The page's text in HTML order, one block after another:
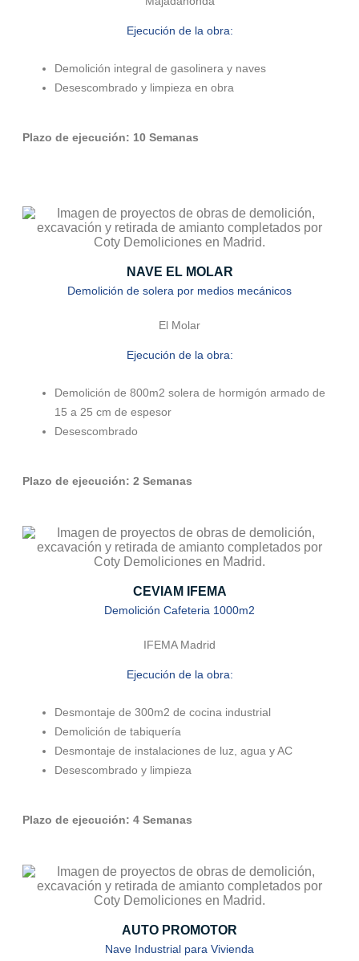
Ejecución de la obra:
Demolición integral de gasolinera y naves
Desescombrado y limpieza en obra
Plazo de ejecución: 10 Semanas
NAVE EL MOLAR
Demolición de solera por medios mecánicos
El Molar
Ejecución de la obra:
Demolición de 800m2 solera de hormigón armado de
15 a 25 cm de espesor
Desescombrado
Plazo de ejecución: 2 Semanas
CEVIAM IFEMA
Demolición Cafeteria 1000m2
IFEMA Madrid
Ejecución de la obra:
Desmontaje de 300m2 de cocina industrial
Demolición de tabiquería
Desmontaje de instalaciones de luz, agua y AC
Desescombrado y limpieza
Plazo de ejecución: 4 Semanas
AUTO PROMOTOR
Nave Industrial para Vivienda